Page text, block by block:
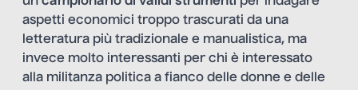
aspetti economici troppo trascurati da una
letteratura più tradizionale e manualistica, ma
invece molto interessanti per chi è interessato
alla militanza politica a fianco delle donne e delle